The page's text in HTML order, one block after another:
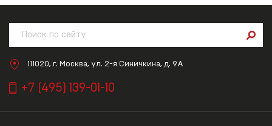
111020, г. Москва, ул. 2-я Синичкина, д. 9А
+7 (495) 139-01-10